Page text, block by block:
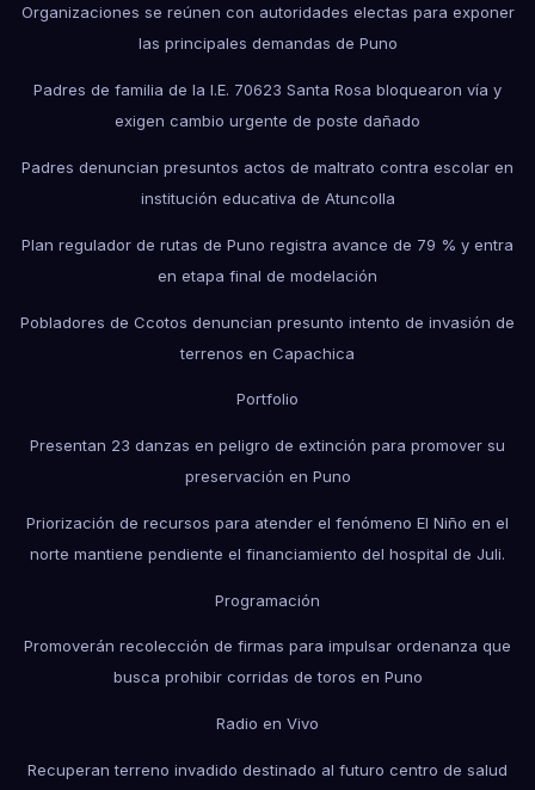
Organizaciones se reúnen con autoridades electas para exponer
las principales demandas de Puno
Padres de familia de la I.E. 70623 Santa Rosa bloquearon vía y
exigen cambio urgente de poste dañado
Padres denuncian presuntos actos de maltrato contra escolar en
institución educativa de Atuncolla
Plan regulador de rutas de Puno registra avance de 79 % y entra
en etapa final de modelación
Pobladores de Ccotos denuncian presunto intento de invasión de
terrenos en Capachica
Portfolio
Presentan 23 danzas en peligro de extinción para promover su
preservación en Puno
Priorización de recursos para atender el fenómeno El Niño en el
norte mantiene pendiente el financiamiento del hospital de Juli.
Programación
Promoverán recolección de firmas para impulsar ordenanza que
busca prohibir corridas de toros en Puno
Radio en Vivo
Recuperan terreno invadido destinado al futuro centro de salud